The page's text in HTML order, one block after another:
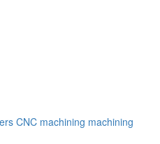
CNC machining machining